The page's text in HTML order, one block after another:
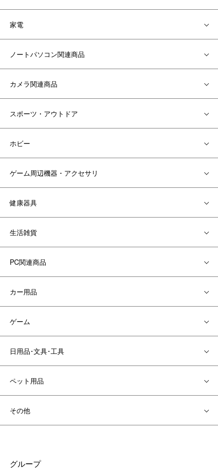
家電
ノートパソコン関連商品
カメラ関連商品
スポーツ・アウトドア
ホビー
ゲーム周辺機器・アクセサリ
健康器具
生活雑貨
PC関連商品
カー用品
ゲーム
日用品･文具･工具
ペット用品
その他
グループ